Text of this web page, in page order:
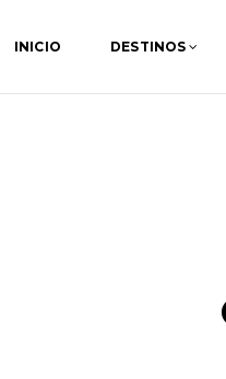
INICIO DESTINOS